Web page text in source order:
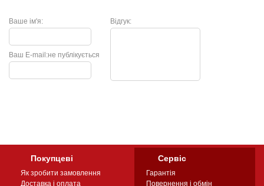
Ваше ім'я: Відгук:
не публікується
Ваш E-mail:
Покупцеві
Як зробити замовлення
Доставка і оплата
Сервіс
Гарантія
Повернення і обмін